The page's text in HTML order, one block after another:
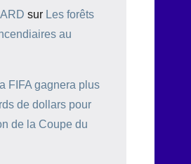
sur Les forêts
au
FIFA gagnera plus
de dollars pour
de la Coupe du